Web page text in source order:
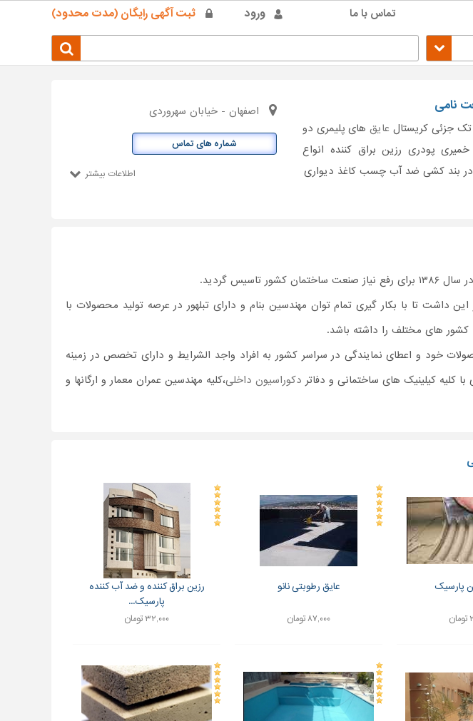
ورود ثبت آگهی رایگان (مدت محدود) تماس با ما
نامی
تک جزئی کریستال عایق های پلیمری دو
خمیری پودری رزین براق کننده انواع
بند کشی ضد آب چسب کاغذ دیواری
اصفهان - خیابان سهروردی
شماره های تماس
اطلاعات بیشتر
گردید.
داشت تا با بکار گیری تمام توان مهندسین بنام و دارای تبلهور در عرصه تولید محصولات با
کشور های مختلف را داشته باشد.
خود و اعطای نمایندگی در سراسر کشور به افراد واجد الشرایط و دارای تخصص در زمینه
کلیه کیلینیک های ساختمانی و دفاتر دکوراسیون داخلی،کلیه مهندسین عمران معمار و ارگانها و
پارسیک عایق رطوبتی نانو
۸۷,۰۰۰ تومان
رزین براق کننده و ضد آب کننده
پارسیک...
۳۲,۰۰۰ تومان